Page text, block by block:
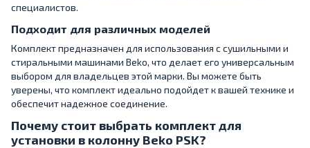
специалистов.
Подходит для различных моделей
Комплект предназначен для использования с сушильными и
стиральными машинами Beko, что делает его универсальным
выбором для владельцев этой марки. Вы можете быть
уверены, что комплект идеально подойдет к вашей технике и
обеспечит надежное соединение.
Почему стоит выбрать комплект для
установки в колонну Beko PSK?